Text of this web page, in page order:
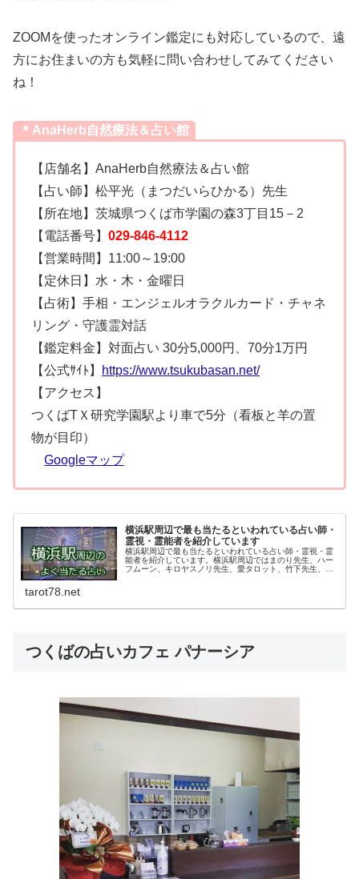
ZOOMを使ったオンライン鑑定にも対応しているので、遠
方にお住まいの方も気軽に問い合わせしてみてください
ね！
＊AnaHerb自然療法＆占い館
【店舗名】AnaHerb自然療法＆占い館
【占い師】松平光（まつだいらひかる）先生
【所在地】茨城県つくば市学園の森3丁目15－2
【電話番号】 029-846-4112
【営業時間】11:00～19:00
【定休日】水・木・金曜日
【占術】手相・エンジェルオラクルカード・チャネ
リング・守護霊対話
【鑑定料金】対面占い 30分5,000円、70分1万円
【公式ｻｲﾄ】
https://www.tsukubasan.net/
【アクセス】
つくばTＸ研究学園駅より車で5分（看板と羊の置
物が目印）
Googleマップ
横浜駅周辺で最も当たるといわれている占い師・
霊視・霊能者を紹介しています
横浜駅周辺で最も当たるといわれている占い師・霊視・霊
能者を紹介しています。横浜駅周辺ではまのり先生、ハー
フムーン、キロヤスノリ先生、愛タロット、竹下先生、セ
tarot78.net
つくばの占いカフェ パナーシア